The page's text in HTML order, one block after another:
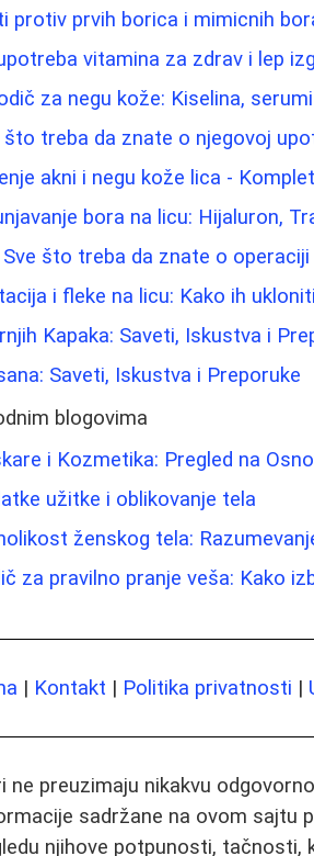
protiv prvih borica i mimicnih
vitamina za zdrav i lep
za negu kože: Kiselina,
što treba da znate o njegovoj
akni i negu kože lica -
bora na licu: Hijaluron,
Sve što treba da znate o
i fleke na licu: Kako ih
Kapaka: Saveti, Iskustva i
Saveti, Iskustva i Preporuke
blogovima
i Kozmetika: Pregled na
užitke i oblikovanje tela
ženskog tela:
za pravilno pranje veša: Kako
| Kontakt | Politika privatnosti |
ne preuzimaju nikakvu
sadržane na ovom sajtu
njihove potpunosti,